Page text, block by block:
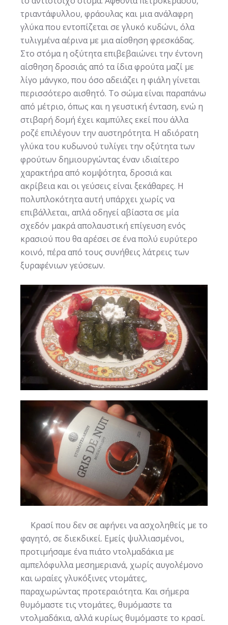
τριαντάφυλλου, φράουλας και μια ανάλαφρη
γλύκα που εντοπίζεται σε γλυκό κυδώνι, όλα
τυλιγμένα αέρινα με μια αίσθηση φρεσκάδας.
Στο στόμα η οξύτητα επιβεβαιώνει την έντονη
αίσθηση δροσιάς από τα ίδια φρούτα μαζί με
λίγο μάνγκο, που όσο αδειάζει η φιάλη γίνεται
περισσότερο αισθητό. Το σώμα είναι παραπάνω
από μέτριο, όπως και η γευστική ένταση, ενώ η
στιβαρή δομή έχει καμπύλες εκεί που άλλα
ροζέ επιλέγουν την αυστηρότητα. Η αδιόρατη
γλύκα του κυδωνού τυλίγει την οξύτητα των
φρούτων δημιουργώντας έναν ιδιαίτερο
χαρακτήρα από κομψότητα, δροσιά και
ακρίβεια και οι γεύσεις είναι ξεκάθαρες. Η
πολυπλοκότητα αυτή υπάρχει χωρίς να
επιβάλλεται, απλά οδηγεί αβίαστα σε μία
σχεδόν μακρά απολαυστική επίγευση ενός
κρασιού που θα αρέσει σε ένα πολύ ευρύτερο
κοινό, πέρα από τους συνήθεις λάτρεις των
ξυραφένιων γεύσεων.
Κρασί που δεν σε αφήνει να ασχοληθείς με το
φαγητό, σε διεκδικεί. Εμείς ψυλλιασμένοι,
προτιμήσαμε ένα πιάτο ντολμαδάκια με
αμπελόφυλλα μεσημεριανά, χωρίς αυγολέμονο
και ωραίες γλυκόξινες ντομάτες,
παραχωρώντας προτεραιότητα. Και σήμερα
θυμόμαστε τις ντομάτες, θυμόμαστε τα
ντολμαδάκια, αλλά κυρίως θυμόμαστε το κρασί.